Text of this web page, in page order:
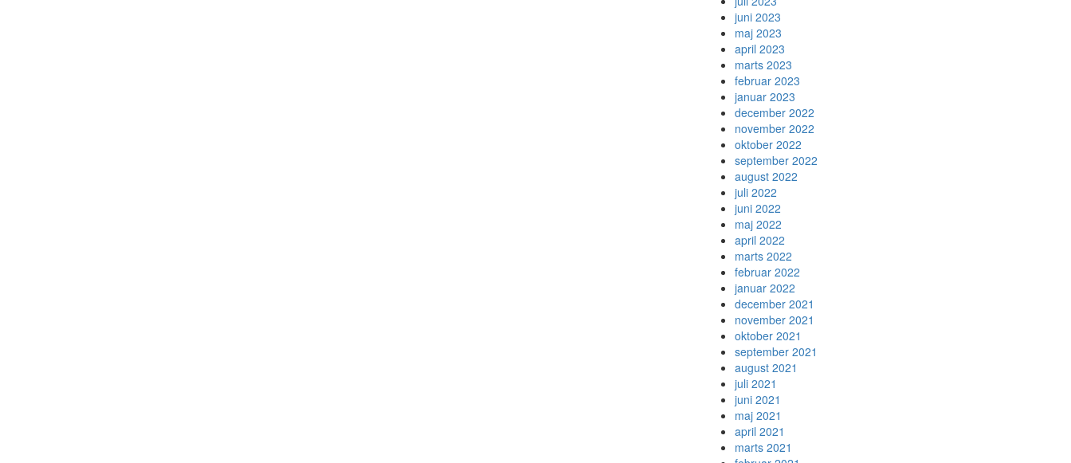
juni 2023
maj 2023
april 2023
marts 2023
februar 2023
januar 2023
december 2022
november 2022
oktober 2022
september 2022
august 2022
juli 2022
juni 2022
maj 2022
april 2022
marts 2022
februar 2022
januar 2022
december 2021
november 2021
oktober 2021
september 2021
august 2021
juli 2021
juni 2021
maj 2021
april 2021
marts 2021